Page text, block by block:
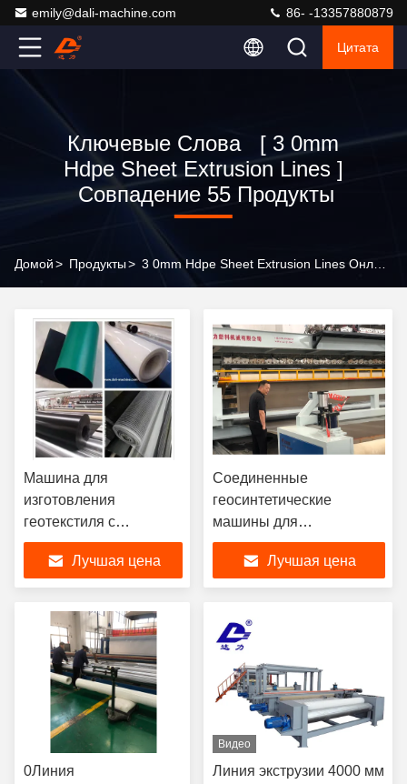
emily@dali-machine.com 86- -13357880879
Цитата
Ключевые Слова [ 3 0mm
Hdpe Sheet Extrusion Lines ]
Совпадение 55 Продукты
Домой> Продукты>
Машина для
изготовления
геотекстиля с
экструзией листов
HDPE от 0,5 мм до 3,0
мм
Лучшая цена
Соединенные
геосинтетические
машины для
изготовления
геомембраны LDPE
HDPE линейка экструзии
Лучшая цена
0Линия
Видео
Линия экструзии 4000 мм